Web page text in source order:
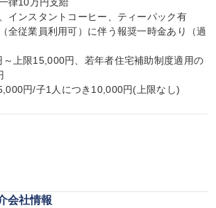
インスタントコーヒー、ティーパック有
全従業員利用可）に伴う報奨一時金あり（過
上限15,000円、若年者住宅補助制度適用の
円/子1人につき10,000円(上限なし)
会社情報